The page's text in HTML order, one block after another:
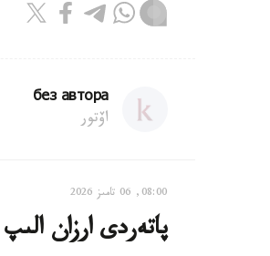
без автора
اۆتور
08:00, 06 تامىز 2026
پاتەردى ارزان